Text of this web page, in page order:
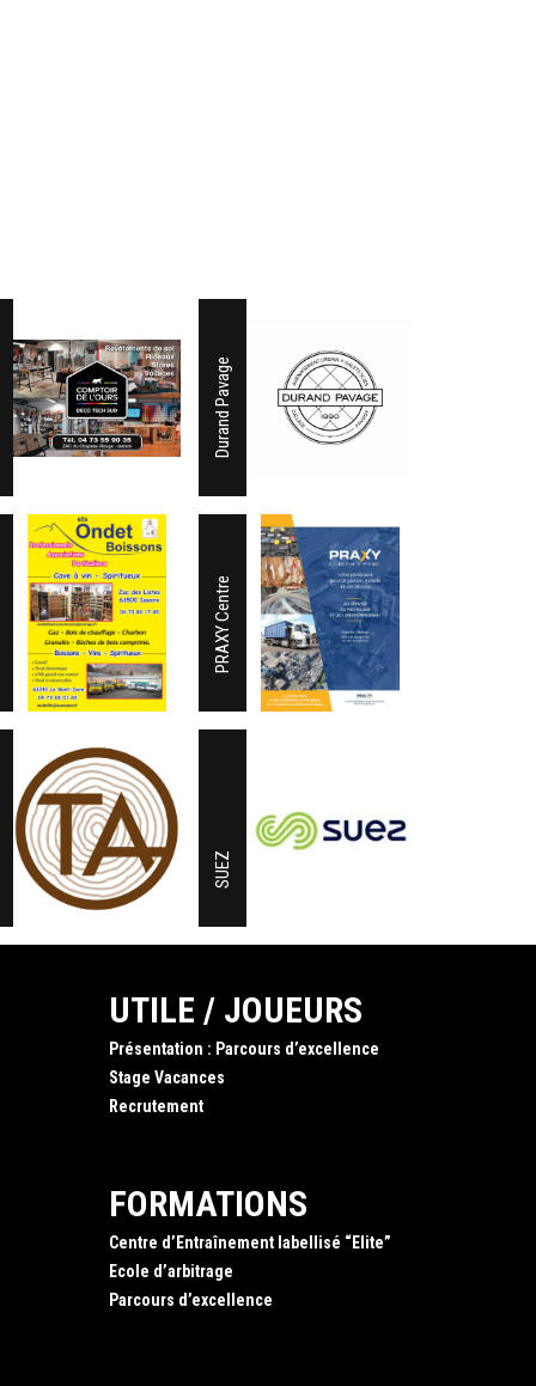
Durand Pavage
PRAXY Centre
SUEZ
UTILE / JOUEURS
Présentation : Parcours d’excellence
Stage Vacances
Recrutement
FORMATIONS
Centre d’Entraînement labellisé “Elite”
Ecole d’arbitrage
Parcours d’excellence